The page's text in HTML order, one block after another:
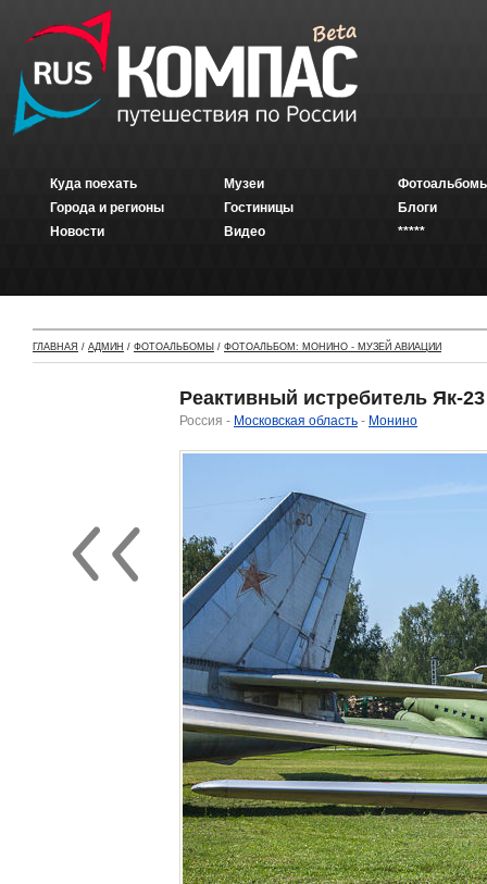
Куда поехать
Города и регионы
Новости
Музеи
Гостиницы
Видео
Блоги
*****
ГЛАВНАЯ / АДМИН / ФОТОАЛЬБОМЫ / ФОТОАЛЬБОМ: МОНИНО - МУЗЕЙ АВИАЦИИ
Реактивный истребитель Як-23
Россия - Московская область - Монино